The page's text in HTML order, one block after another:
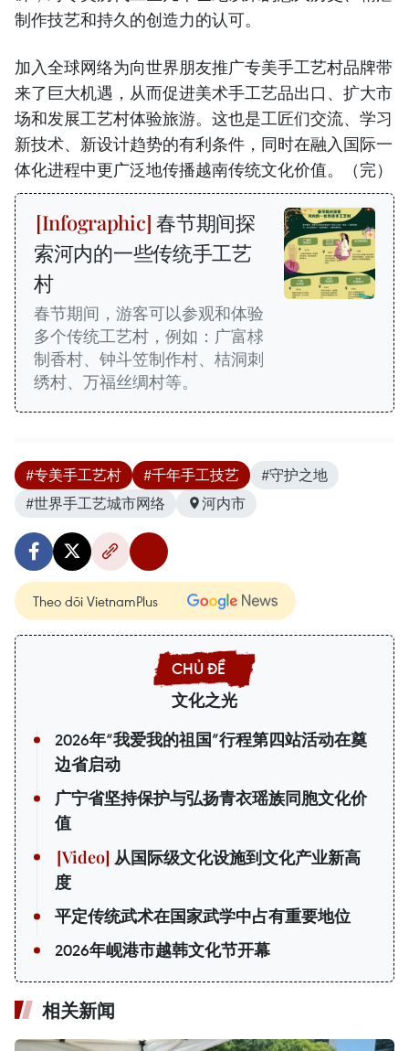
制作技艺和持久的创造力的认可。
加入全球网络为向世界朋友推广专美手工艺村品牌带
来了巨大机遇，从而促进美术手工艺品出口、扩大市
场和发展工艺村体验旅游。这也是工匠们交流、学习
新技术、新设计趋势的有利条件，同时在融入国际一
体化进程中更广泛地传播越南传统文化价值。（完）
春节期间探
索河内的一些传统手工艺
村
春节期间，游客可以参观和体验
多个传统工艺村，例如：广富梂
制香村、钟斗笠制作村、桔洞刺
绣村、万福丝绸村等。
#专美手工艺村 #千年手工技艺
#守护之地
#世界手工艺城市网络
河内市
Theo dõi VietnamPlus
文化之光
2026年“我爱我的祖国”行程第四站活动在奠
边省启动
广宁省坚持保护与弘扬青衣瑶族同胞文化价
值
从国际级文化设施到文化产业新高
度
平定传统武术在国家武学中占有重要地位
2026年岘港市越韩文化节开幕
相关新闻